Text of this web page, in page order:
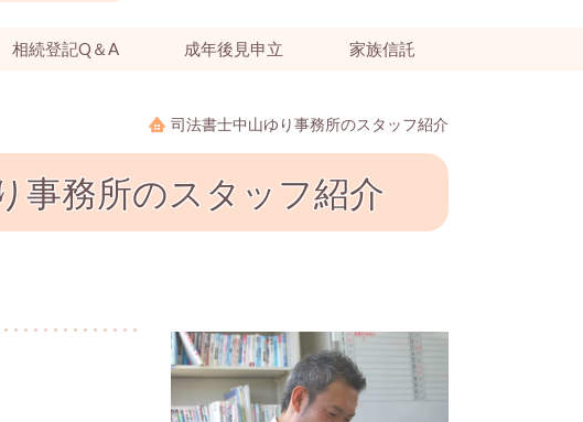
相続登記Q＆A 成年後見申立 家族信託
司法書士中山ゆり事務所のスタッフ紹介
事務所のスタッフ紹介